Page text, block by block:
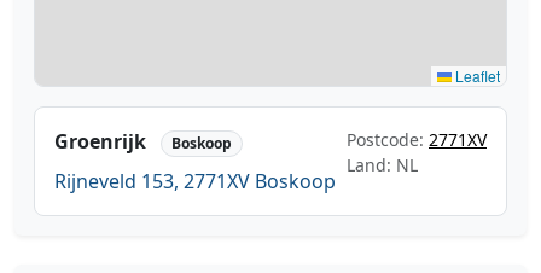
Leaflet
Groenrijk Boskoop
Rijneveld 153, 2771XV Boskoop
Postcode: 2771XV
Land: NL